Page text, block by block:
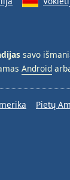
savo
Android
Pietų